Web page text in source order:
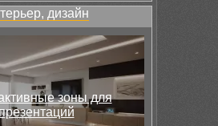
дизайн
зоны для